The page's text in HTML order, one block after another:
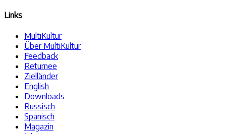
Links
MultiKultur
Über MultiKultur
Feedback
Returnee
Zielländer
English
Downloads
Russisch
Spanisch
Magazin